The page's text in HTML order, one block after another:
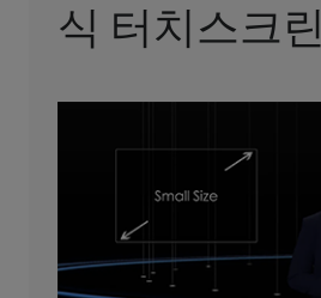
식 터치스크린